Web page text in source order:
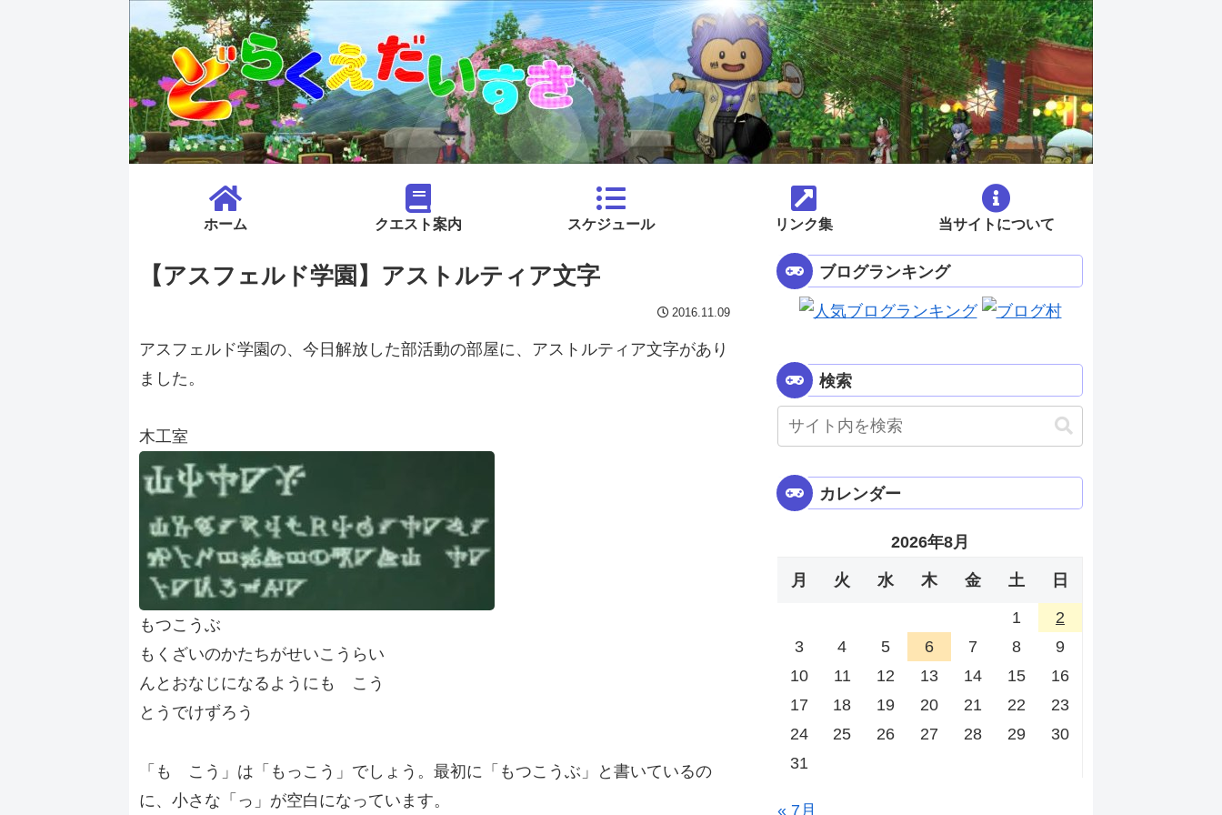
ホーム クエスト案内 スケジュール リンク集 当サイトについて
【アスフェルド学園】アストルティア文字
2016.11.09
アスフェルド学園の、今日解放した部活動の部屋に、アストルティア文字があり
ました。
木工室
もつこうぶ
もくざいのかたちがせいこうらい
んとおなじになるようにも こう
とうでけずろう
「も こう」は「もっこう」でしょう。最初に「もつこうぶ」と書いているの
に、小さな「っ」が空白になっています。
ブログランキング
検索
カレンダー
2026年8月
月 火 水 木 金 土 日
1
2
3
4 5 6 7 8
9
10
11 12 13 14 15
16
17
18 19 20 21 22
23
24
25 26 27 28 29
30
31
« 7月